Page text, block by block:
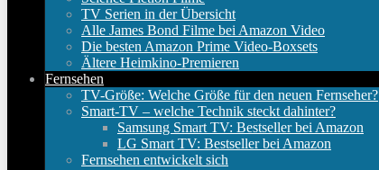
TV Serien in der Übersicht
Alle James Bond Filme bei Amazon Video
Die besten Amazon Prime Video-Boxsets
Ältere Heimkino-Premieren
Fernsehen
TV-Größe: Welche Größe für den neuen Fernseher?
Smart-TV – welche Technik steckt dahinter?
Samsung Smart TV: Bestseller bei Amazon
LG Smart TV: Bestseller bei Amazon
Fernsehen entwickelt sich